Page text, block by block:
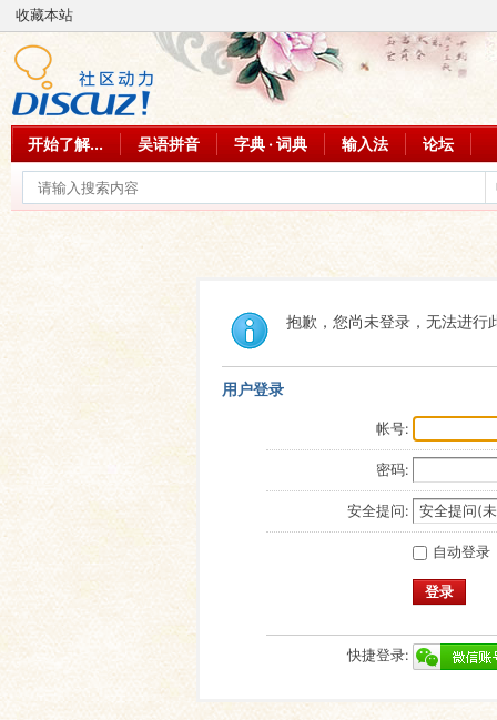
收藏本站
开始了解... 吴语拼音 字典 · 词典 输入法 论坛
抱歉，您尚未登录，无法进行
用户登录
帐号:
密码:
安全提问:
自动登录
登录
快捷登录: